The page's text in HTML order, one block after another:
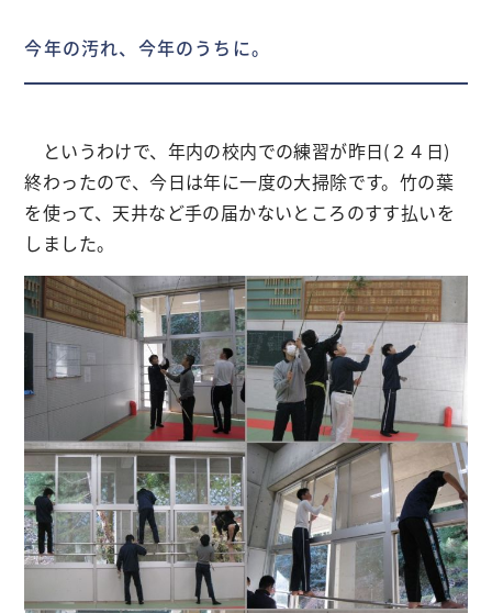
今年の汚れ、今年のうちに。
というわけで、年内の校内での練習が昨日(２４日)
終わったので、今日は年に一度の大掃除です。竹の葉
を使って、天井など手の届かないところのすす払いを
しました。